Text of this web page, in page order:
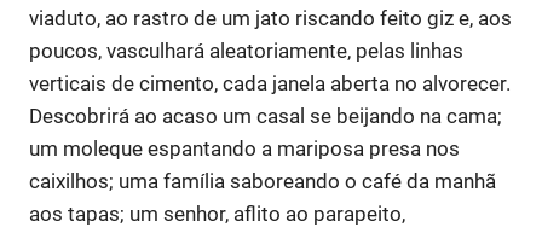
viaduto, ao rastro de um jato riscando feito giz e, aos
poucos, vasculhará aleatoriamente, pelas linhas
verticais de cimento, cada janela aberta no alvorecer.
Descobrirá ao acaso um casal se beijando na cama;
um moleque espantando a mariposa presa nos
caixilhos; uma família saboreando o café da manhã
aos tapas; um senhor, aflito ao parapeito,